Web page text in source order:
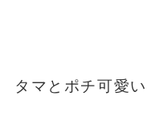
タマとポチ可愛